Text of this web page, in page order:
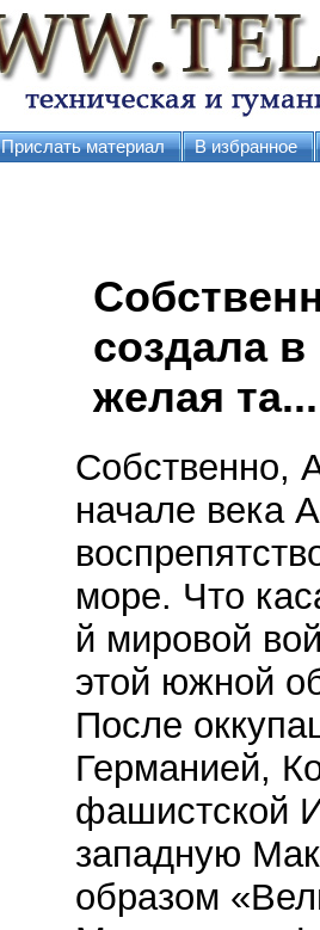
Прислать материал В избранное
создала в
желая та...
Собственно,
начале века
море. Что
й мировой
этой южной
После
Германией,
фашистской
западную
образом